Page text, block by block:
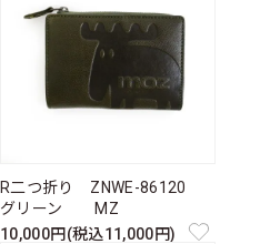
R二つ折り ZNWE-86120
グリーン MZ
10,000円(税込11,000円)